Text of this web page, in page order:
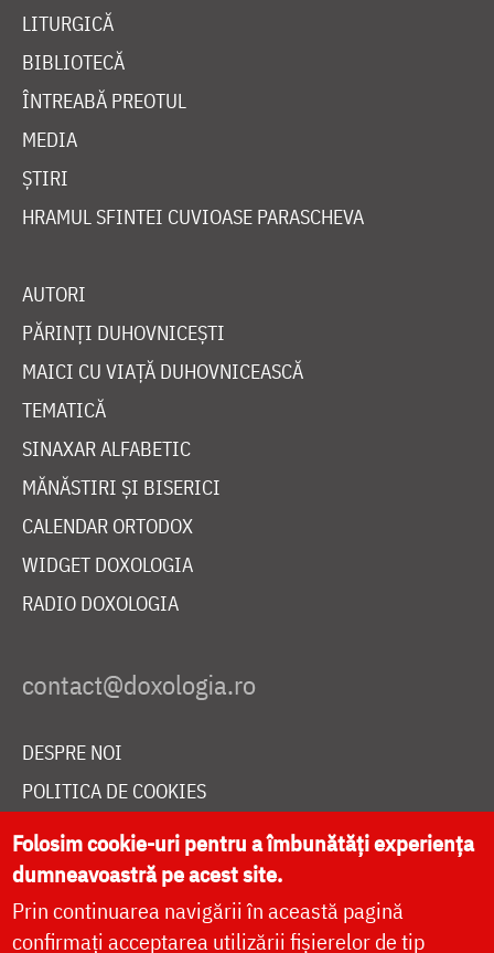
LITURGICĂ
BIBLIOTECĂ
ÎNTREABĂ PREOTUL
MEDIA
ȘTIRI
HRAMUL SFINTEI CUVIOASE PARASCHEVA
AUTORI
PĂRINȚI DUHOVNICEȘTI
MAICI CU VIAȚĂ DUHOVNICEASCĂ
TEMATICĂ
SINAXAR ALFABETIC
MĂNĂSTIRI ȘI BISERICI
CALENDAR ORTODOX
WIDGET DOXOLOGIA
RADIO DOXOLOGIA
DESPRE NOI
POLITICA DE COOKIES
DONEAZĂ ONLINE PENTRU CATEDRALA NAȚIONALĂ
LIVE
Folosim cookie-uri pentru a îmbunătăți experiența
dumneavoastră pe acest site.
Prin continuarea navigării în această pagină
confirmați acceptarea utilizării fișierelor de tip